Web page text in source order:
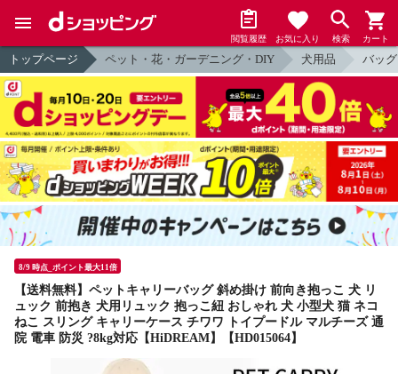
閲覧履歴 お気に入り 検索 カート
トップページ ペット・花・ガーデニング・DIY 犬用品 バッ
8/9 時点_ポイント最大11倍
【送料無料】ペットキャリーバッグ 斜め掛け 前向き抱っこ 犬 リ
ュック 前抱き 犬用リュック 抱っこ紐 おしゃれ 犬 小型犬 猫 ネコ
ねこ スリング キャリーケース チワワ トイプードル マルチーズ 通
院 電車 防災 ?8kg対応【HiDREAM】【HD015064】